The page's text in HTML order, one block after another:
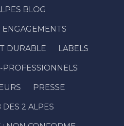
BLOG
ENGAGEMENTS
DURABLE LABELS
PROFESSIONNELS
PRESSE
DES 2 ALPES